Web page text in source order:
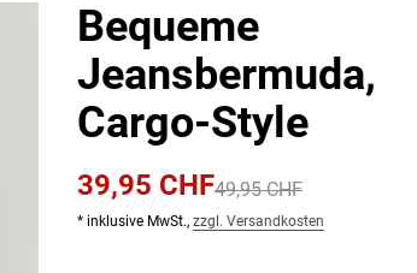
Bequeme
Jeansbermuda,
Cargo-Style
49,95 CHF
39,95 CHF
* inklusive MwSt., zzgl. Versandkosten